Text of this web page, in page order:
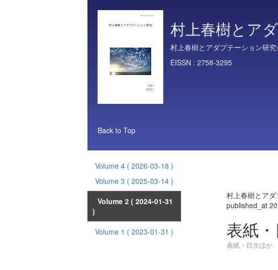
村上春樹とア
村上春樹とアダプテーション研究
EISSN : 2758-3295
Back to Top
Volume 4 ( 2026-03-18 )
Volume 3 ( 2025-03-14 )
Volume 2 ( 2024-01-31
)
Volume 1 ( 2023-01-31 )
村上春樹とア
published_at
表紙
表紙・目次ほか